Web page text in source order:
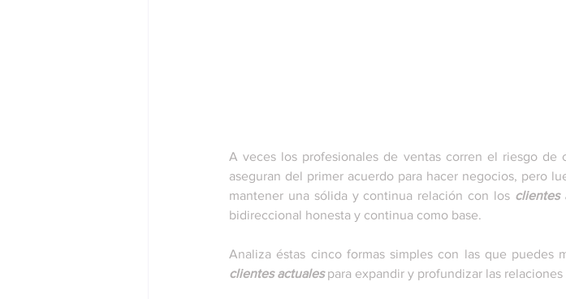
A veces los profesionales de ventas corren el riesgo de
aseguran del primer acuerdo para hacer negocios, pero
mantener una sólida y continua relación con los clientes
bidireccional honesta y continua como base.
Analiza éstas cinco formas simples con las que puedes
clientes actuales para expandir y profundizar las